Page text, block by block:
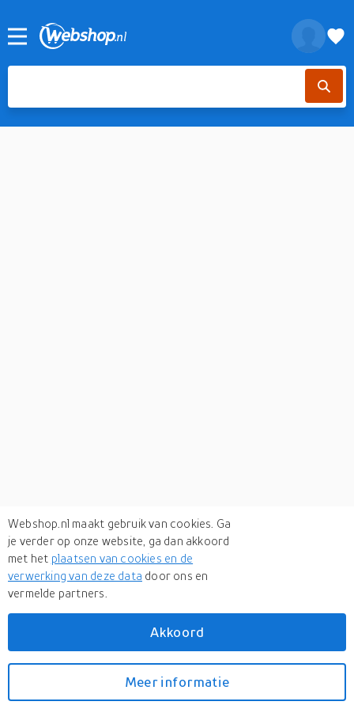
Verken gerelateerde categorieën
Eten & drinken
Webshop.nl maakt gebruik van cookies. Ga
je verder op onze website, ga dan akkoord
met het plaatsen van cookies en de
verwerking van deze data door ons en
vermelde partners.
Akkoord
Meer informatie